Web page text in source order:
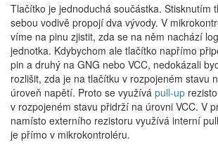
Tlačítko je jednoduchá součástka. Stisknutím
sebou vodivě propojí dva vývody. V
víme na pinu zjistit, zda se na něm nachází
jednotka. Kdybychom ale tlačítko napřímo
pin a druhý na GNG nebo VCC, nedokázali
rozlišit, zda je na tlačítku v rozpojeném stavu
úroveň napětí. Proto se využívá pull-up
v rozpojeném stavu přidrží na úrovni VCC. V
namísto externího rezistoru využívá interní
je přímo v mikrokontroléru.